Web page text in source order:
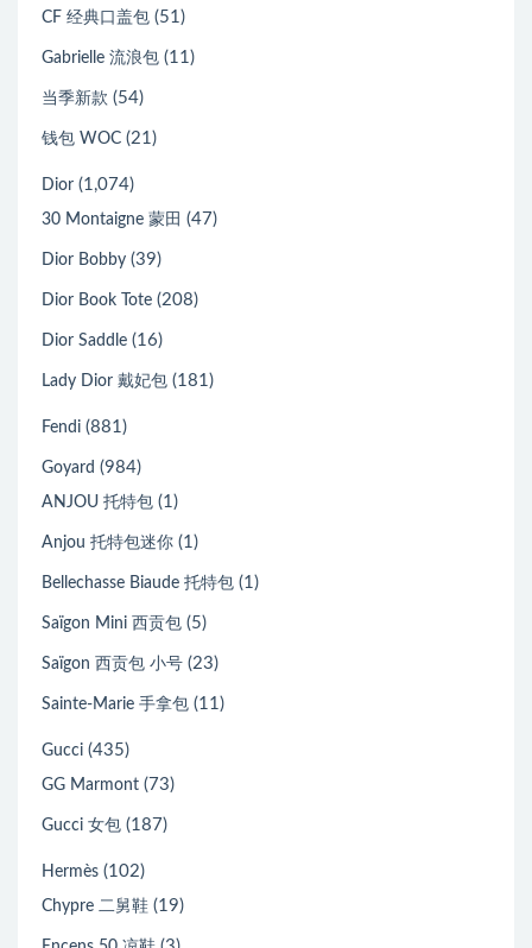
CF 经典口盖包 (51)
Gabrielle 流浪包 (11)
当季新款 (54)
钱包 WOC (21)
Dior (1,074)
30 Montaigne 蒙田 (47)
Dior Bobby (39)
Dior Book Tote (208)
Dior Saddle (16)
Lady Dior 戴妃包 (181)
Fendi (881)
Goyard (984)
ANJOU 托特包 (1)
Anjou 托特包迷你 (1)
Bellechasse Biaude 托特包 (1)
Saïgon Mini 西贡包 (5)
Saïgon 西贡包 小号 (23)
Sainte-Marie 手拿包 (11)
Gucci (435)
GG Marmont (73)
Gucci 女包 (187)
Hermès (102)
Chypre 二舅鞋 (19)